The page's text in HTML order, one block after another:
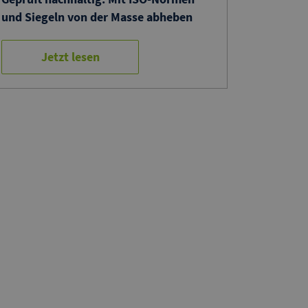
und Siegeln von der Masse abheben
Jetzt lesen